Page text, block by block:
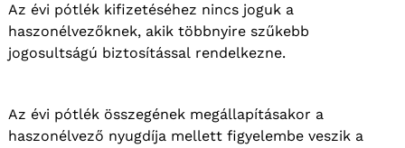
Az évi pótlék kifizetéséhez nincs joguk a
haszonélvezőknek, akik többnyire szűkebb
jogosultságú biztosítással rendelkezne.
Az évi pótlék összegének megállapításakor a
haszonélvező nyugdíja mellett figyelembe veszik a